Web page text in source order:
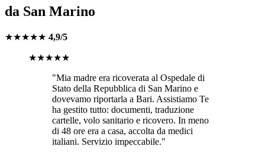
da San Marino
★★★★★ 4,9/5
★★★★★
"Mia madre era ricoverata al Ospedale di
Stato della Repubblica di San Marino e
dovevamo riportarla a Bari. Assistiamo Te
ha gestito tutto: documenti, traduzione
cartelle, volo sanitario e ricovero. In meno
di 48 ore era a casa, accolta da medici
italiani. Servizio impeccabile."